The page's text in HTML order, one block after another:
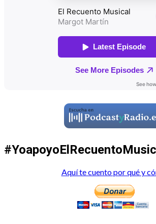
Aquí te cuento por qué y